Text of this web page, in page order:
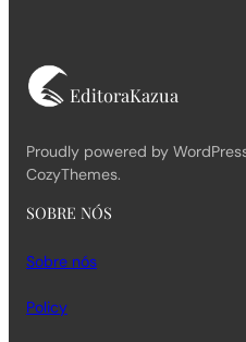
EditoraKazua
Proudly powered by
CozyThemes.
SOBRE NÓS
Sobre nós
Policy